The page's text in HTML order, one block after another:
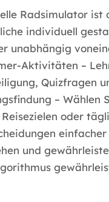
Radsimulator ist
individuell
unabhängig
Aktivitäten –
Quizfragen
– Wählen
oder
und